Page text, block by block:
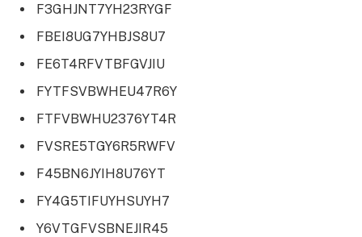
F3GHJNT7YH23RYGF
FBEI8UG7YHBJS8U7
FE6T4RFVTBFGVJIU
FYTFSVBWHEU47R6Y
FTFVBWHU2376YT4R
FVSRE5TGY6R5RWFV
F45BN6JYIH8U76YT
FY4G5TIFUYHSUYH7
Y6VTGFVSBNEJIR45